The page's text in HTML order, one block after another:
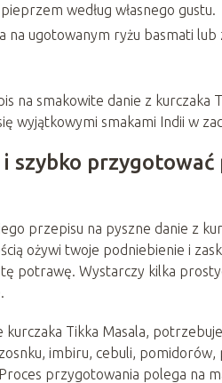
według własnego gustu.
na ugotowanym ryżu basmati
na smakowite danie z kurczaka
wyjątkowymi smakami Indii w
szybko
przepisu na pyszne danie z
ożywi twoje podniebienie i
potrawę. Wystarczy kilka
Tikka Masala,
imbiru, cebuli,
przygotowania polega na